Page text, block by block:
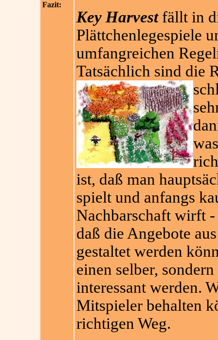
Fazit:
Key Harvestfällt in
Plättchenlegespiele
umfangreichen
Tatsächlich sind die
ist, daß man
spielt und anfangs
Nachbarschaft wirft
daß die Angebote
gestaltet werden
einen selber,
interessant werden.
Mitspieler behalten
richtigen Weg.